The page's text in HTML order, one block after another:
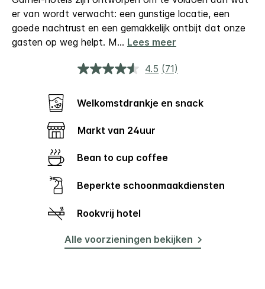
er van wordt verwacht: een gunstige locatie, een
goede nachtrust en een gemakkelijk ontbijt dat onze
gasten op weg helpt. M... Lees meer
4.5 Lees
Dezelfde
(71)
Welkomstdrankje en snack
Markt van 24uur
Bean to cup coffee
Beperkte schoonmaakdiensten
Rookvrij hotel
Alle voorzieningen bekijken